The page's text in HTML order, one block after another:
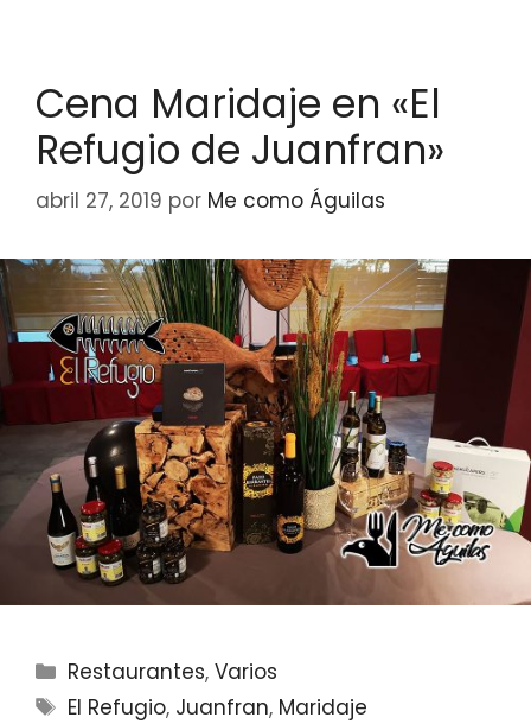
Cena Maridaje en «El
Refugio de Juanfran»
abril 27, 2019 por Me como Águilas
Categorías
Restaurantes,Varios
Etiquetas
El Refugio, Juanfran, Maridaje